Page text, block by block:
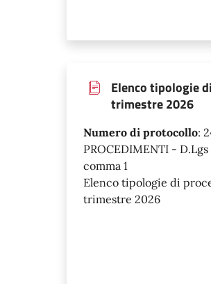
Elenco tipologie
trimestre 2026
Numero di protocollo:
PROCEDIMENTI -
comma 1
Elenco tipologie di
trimestre 2026